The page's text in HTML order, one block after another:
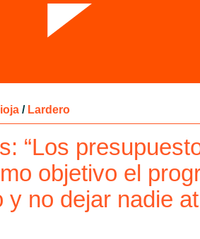
/ Lardero
“Los
objetivo el
y no dejar nadie